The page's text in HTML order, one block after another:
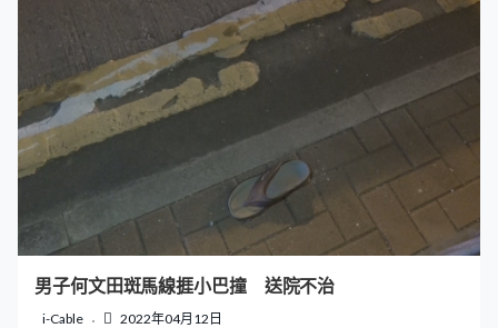
男子何文田斑馬線捱小巴撞 送院不治
i-Cable 2022年04月12日